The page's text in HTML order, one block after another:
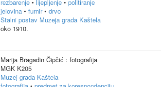
rezbarenje • lijepljenje • politiranje
jelovina • furnir• drvo
Stalni postav Muzeja grada Kaštela
oko 1910.
Marija Bragadin Čipčić : fotografija
MGK K205
Muzej grada Kaštela